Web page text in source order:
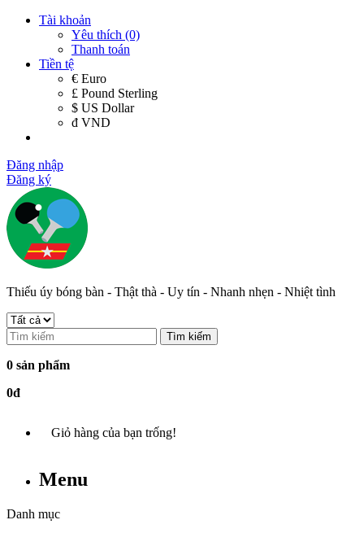
Tài khoản
Yêu thích (0)
Thanh toán
Tiền tệ
€ Euro
£ Pound Sterling
$ US Dollar
đ VND
Đăng nhập
Đăng ký
Thiếu úy bóng bàn - Thật thà - Uy tín - Nhanh nhẹn - Nhiệt tình
Tìm kiếm
0 sản phẩm
0đ
Giỏ hàng của bạn trống!
Menu
Danh mục